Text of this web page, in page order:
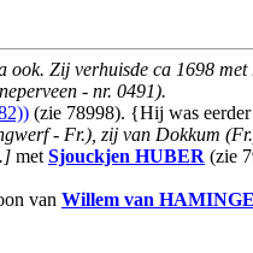
Zij verhuisde ca 1698
- nr. 0491).
(zie 78998). {Hij was
- Fr.), zij van Dokkum
met Sjouckjen HUBER (zie
van Willem van